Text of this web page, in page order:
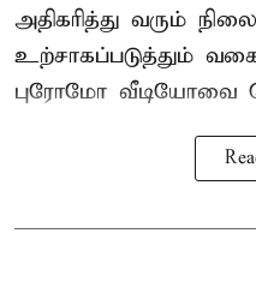
அதிகரித்து வரும்
உற்சாகப்படுத்தும்
புரோமோ வீடியோவை